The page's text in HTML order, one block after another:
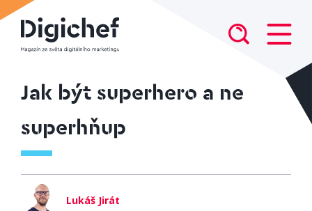
Jak být superhero a ne
superhňup
Lukáš Jirát